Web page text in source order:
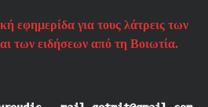
εφημερίδα για τους λάτρεις των
των ειδήσεων από τη Βοιωτία.